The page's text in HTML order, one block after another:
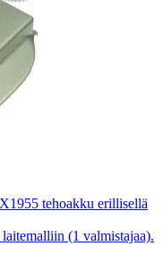
tehoakku erillisellä
(1 valmistajaa).